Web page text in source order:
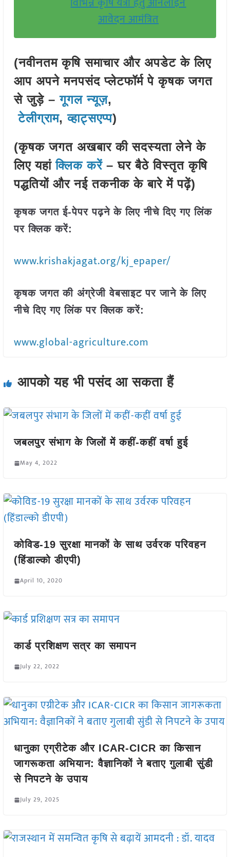
आवेदन आमंत्रित
(नवीनतम कृषि समाचार और अपडेट के लिए
आप अपने मनपसंद प्लेटफॉर्म पे कृषक जगत
से जुड़े – गूगल न्यूज़,
टेलीग्राम,व्हाट्सएप्प)
(कृषक जगत अखबार की सदस्यता लेने के
लिए यहांक्लिक करें– घर बैठे विस्तृत कृषि
पद्धतियों और नई तकनीक के बारे में पढ़ें)
कृषक जगत ई-पेपर पढ़ने के लिए नीचे दिए गए लिंक
पर क्लिक करें:
www.krishakjagat.org/kj_epaper/
कृषक जगत की अंग्रेजी वेबसाइट पर जाने के लिए
नीचे दिए गए लिंक पर क्लिक करें:
www.global-agriculture.com
आपको यह भी पसंद आ सकता हैं
जबलपुर संभाग के जिलों में कहीं-कहीं वर्षा हुई
May 4, 2022
कोविड-19 सुरक्षा मानकों के साथ उर्वरक परिवहन
(हिंडाल्को डीएपी)
April 10, 2020
कार्ड प्रशिक्षण सत्र का समापन
July 22, 2022
धानुका एग्रीटेक और ICAR-CICR का किसान
जागरूकता अभियान: वैज्ञानिकों ने बताए गुलाबी सुंडी
से निपटने के उपाय
July 29, 2025